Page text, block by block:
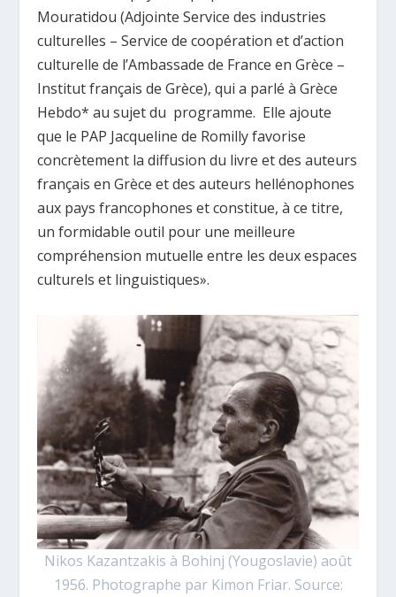
Mouratidou (Adjointe Service des industries
culturelles – Service de coopération et d’action
culturelle de l’Ambassade de France en Grèce –
Institut français de Grèce), qui a parlé à Grèce
Hebdo* au sujet du programme. Elle ajoute
que le PAP Jacqueline de Romilly favorise
concrètement la diffusion du livre et des auteurs
français en Grèce et des auteurs hellénophones
aux pays francophones et constitue, à ce titre,
un formidable outil pour une meilleure
compréhension mutuelle entre les deux espaces
culturels et linguistiques».
Nikos Kazantzakis à Bohinj (Yougoslavie) août
1956. Photographe par Kimon Friar. Source: